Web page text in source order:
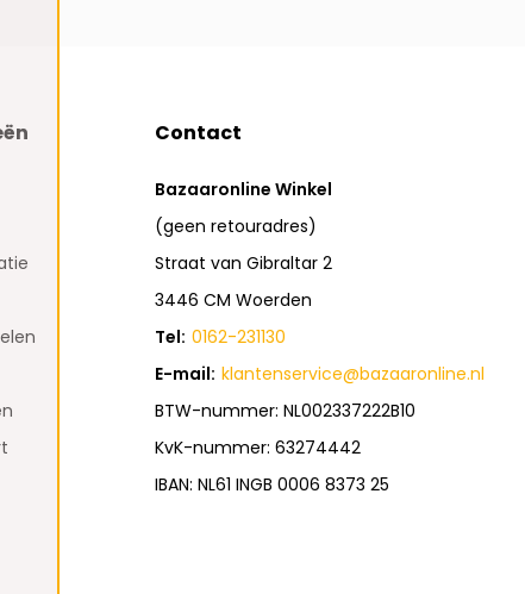
Contact
Bazaaronline Winkel
(geen retouradres)
Straat van Gibraltar 2
3446 CM Woerden
Tel: 0162-231130
E-mail: klantenservice@bazaaronline.nl
BTW-nummer: NL002337222B10
KvK-nummer: 63274442
IBAN: NL61 INGB 0006 8373 25